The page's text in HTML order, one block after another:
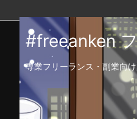
#freeanken
専業フリーランス・副業向